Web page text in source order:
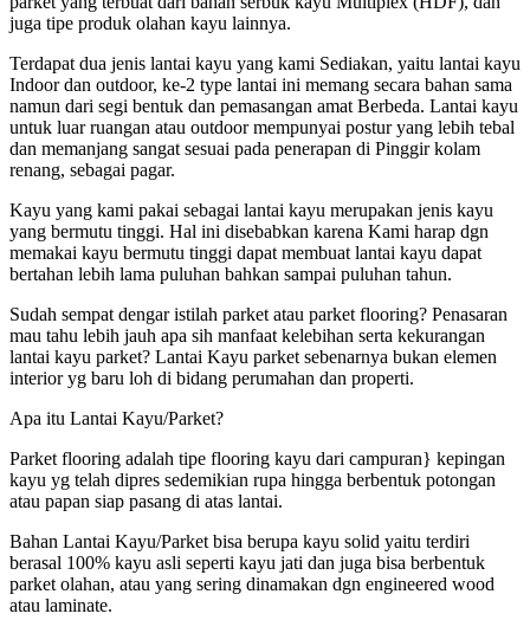
juga tipe produk olahan kayu lainnya.
Terdapat dua jenis lantai kayu yang kami Sediakan, yaitu lantai kayu
Indoor dan outdoor, ke-2 type lantai ini memang secara bahan sama
namun dari segi bentuk dan pemasangan amat Berbeda. Lantai kayu
untuk luar ruangan atau outdoor mempunyai postur yang lebih tebal
dan memanjang sangat sesuai pada penerapan di Pinggir kolam
renang, sebagai pagar.
Kayu yang kami pakai sebagai lantai kayu merupakan jenis kayu
yang bermutu tinggi. Hal ini disebabkan karena Kami harap dgn
memakai kayu bermutu tinggi dapat membuat lantai kayu dapat
bertahan lebih lama puluhan bahkan sampai puluhan tahun.
Sudah sempat dengar istilah parket atau parket flooring? Penasaran
mau tahu lebih jauh apa sih manfaat kelebihan serta kekurangan
lantai kayu parket? Lantai Kayu parket sebenarnya bukan elemen
interior yg baru loh di bidang perumahan dan properti.
Apa itu Lantai Kayu/Parket?
Parket flooring adalah tipe flooring kayu dari campuran} kepingan
kayu yg telah dipres sedemikian rupa hingga berbentuk potongan
atau papan siap pasang di atas lantai.
Bahan Lantai Kayu/Parket bisa berupa kayu solid yaitu terdiri
berasal 100% kayu asli seperti kayu jati dan juga bisa berbentuk
parket olahan, atau yang sering dinamakan dgn engineered wood
atau laminate.